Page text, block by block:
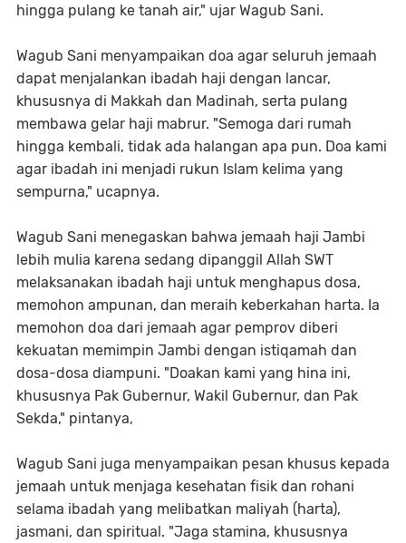
hingga pulang ke tanah air," ujar Wagub Sani.
Wagub Sani menyampaikan doa agar seluruh jemaah
dapat menjalankan ibadah haji dengan lancar,
khususnya di Makkah dan Madinah, serta pulang
membawa gelar haji mabrur. "Semoga dari rumah
hingga kembali, tidak ada halangan apa pun. Doa kami
agar ibadah ini menjadi rukun Islam kelima yang
sempurna," ucapnya.
Wagub Sani menegaskan bahwa jemaah haji Jambi
lebih mulia karena sedang dipanggil Allah SWT
melaksanakan ibadah haji untuk menghapus dosa,
memohon ampunan, dan meraih keberkahan harta. Ia
memohon doa dari jemaah agar pemprov diberi
kekuatan memimpin Jambi dengan istiqamah dan
dosa-dosa diampuni. "Doakan kami yang hina ini,
khususnya Pak Gubernur, Wakil Gubernur, dan Pak
Sekda," pintanya,
Wagub Sani juga menyampaikan pesan khusus kepada
jemaah untuk menjaga kesehatan fisik dan rohani
selama ibadah yang melibatkan maliyah (harta),
jasmani, dan spiritual. "Jaga stamina, khususnya